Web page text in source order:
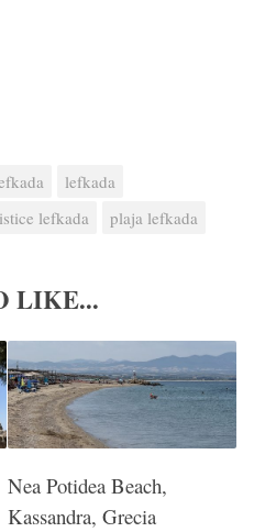
lefkada
lefkada plaja lefkada
LIKE...
Nea Potidea Beach,
Kassandra, Grecia